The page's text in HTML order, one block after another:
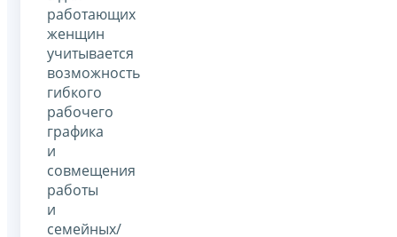
работающих
женщин
учитывается
возможность
гибкого
рабочего
графика
и
совмещения
работы
и
семейных/